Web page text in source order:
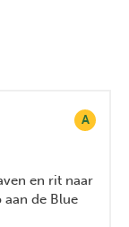
A
en rit naar
de Blue